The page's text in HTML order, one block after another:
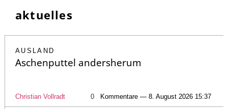
aktuelles
AUSLAND
Aschenputtel andersherum
Christian Vollradt 0 Kommentare — 8. August 2026 15:37